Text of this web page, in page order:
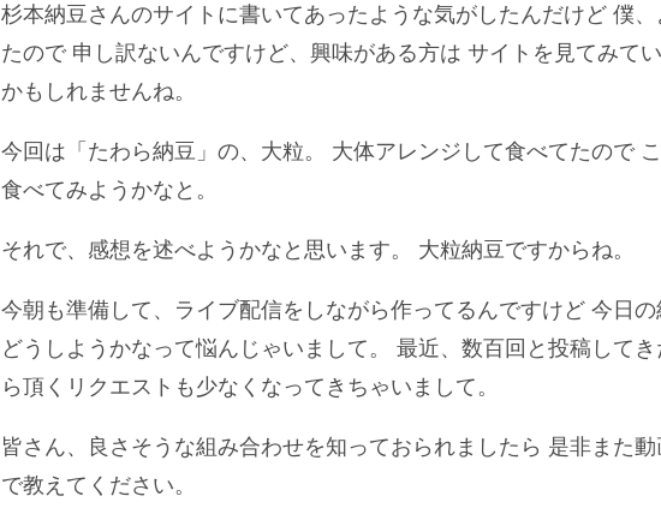
杉本納豆さんのサイトに書いてあったような気がしたんだけど 僕
たので 申し訳ないんですけど、興味がある方は サイトを見てみて
かもしれませんね。
今回は「たわら納豆」の、大粒。 大体アレンジして食べてたので
食べてみようかなと。
それで、感想を述べようかなと思います。 大粒納豆ですからね。
今朝も準備して、ライブ配信をしながら作ってるんですけど 今日の
どうしようかなって悩んじゃいまして。 最近、数百回と投稿して
ら頂くリクエストも少なくなってきちゃいまして。
皆さん、良さそうな組み合わせを知っておられましたら 是非また動
で教えてください。